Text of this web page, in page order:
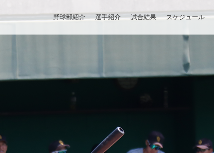
野球部紹介 選手紹介 試合結果 スケジュール